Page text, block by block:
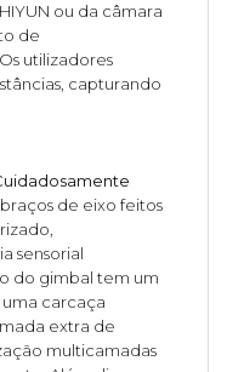
ou da câmara
de
utilizadores
capturando
de eixo feitos
sensorial
do gimbal tem um
carcaça
extra de
multicamadas